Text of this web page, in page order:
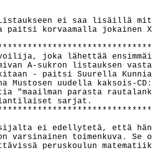
Listaukseen ei saa lisäillä
paitsi korvaamalla
joka lähettää
A-sukron listauksen
- paitsi Suurella
Mustosen uudella kaksois-
"maailman parasta
sarjat.
ei edellytetä, että
varsinainen toimenkuva.
peruskoulun